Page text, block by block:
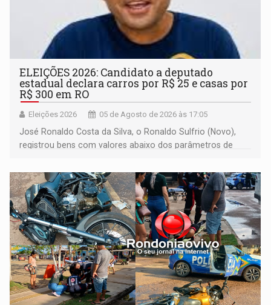
ELEIÇÕES 2026: Candidato a deputado
estadual declara carros por R$ 25 e casas por
R$ 300 em RO
Eleições 2026 05 de Agosto de 2026 às 17:05
José Ronaldo Costa da Silva, o Ronaldo Sulfrio (Novo),
registrou bens com valores abaixo dos parâmetros de
milhões